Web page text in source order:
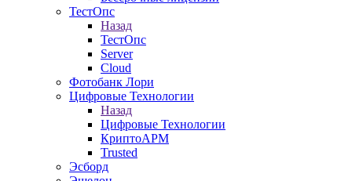
ТестОпс
Назад
ТестОпс
Server
Cloud
Фотобанк Лори
Цифровые Технологии
Назад
Цифровые Технологии
КриптоАРМ
Trusted
Эсборд